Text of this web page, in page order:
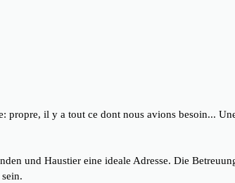
propre, il y a tout ce dont nous avions besoin...
und Haustier eine ideale Adresse. Die